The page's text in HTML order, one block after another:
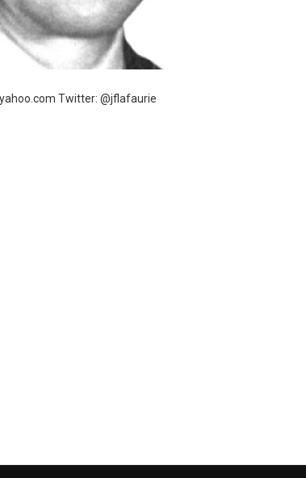
Twitter: @jflafaurie